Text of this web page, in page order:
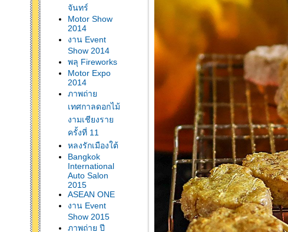
จันทร์
Motor Show
2014
งาน Event
Show 2014
พลุ Fireworks
Motor Expo
2014
ภาพถ่า
เทศกาลดอกไม้
งามเชียงรา
ครั้งที่ 11
หลงรักเมืองใต้
Bangkok
International
Auto Salon
2015
ASEAN ONE
งาน Event
Show 2015
ภาพถ่าย ปี